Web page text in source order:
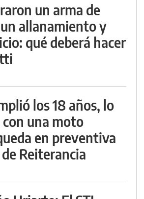
un arma de
allanamiento y
qué deberá hacer
los 18 años, lo
una moto
en preventiva
Reiterancia